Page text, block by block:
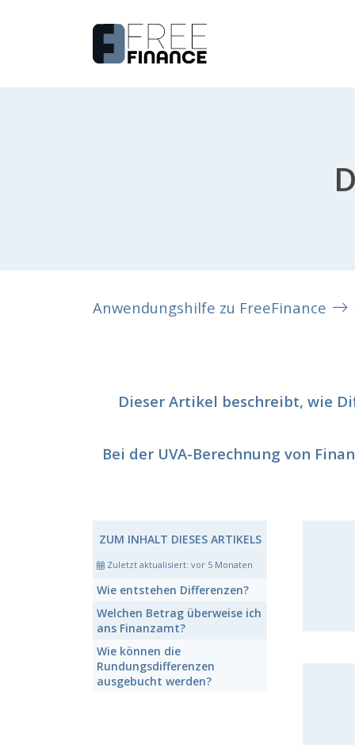
Anwendungshilfe zu FreeFinance
Dieser Artikel beschreibt, wie
Bei der UVA-Berechnung von
ZUM INHALT DIESES ARTIKELS
Zuletzt aktualisiert: vor 5 Monaten
Wie entstehen Differenzen?
Welchen Betrag überweise ich
ans Finanzamt?
Wie können die
Rundungsdifferenzen
ausgebucht werden?